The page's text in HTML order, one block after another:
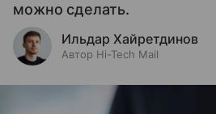
можно сделать.
Ильдар Хайретдинов
Автор Hi-Tech Mail